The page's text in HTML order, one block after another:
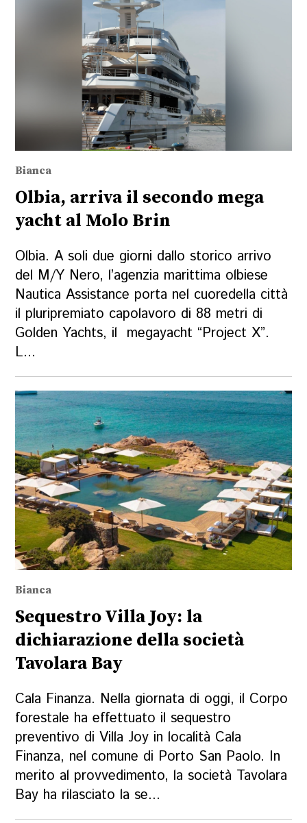
Bianca
Olbia, arriva il secondo mega
yacht al Molo Brin
Olbia. A soli due giorni dallo storico arrivo
del M/Y Nero, l’agenzia marittima olbiese
Nautica Assistance porta nel cuoredella città
il pluripremiato capolavoro di 88 metri di
Golden Yachts, il megayacht “Project X”.
L...
Bianca
Sequestro Villa Joy: la
dichiarazione della società
Tavolara Bay
Cala Finanza. Nella giornata di oggi, il Corpo
forestale ha effettuato il sequestro
preventivo di Villa Joy in località Cala
Finanza, nel comune di Porto San Paolo. In
merito al provvedimento, la società Tavolara
Bay ha rilasciato la se...